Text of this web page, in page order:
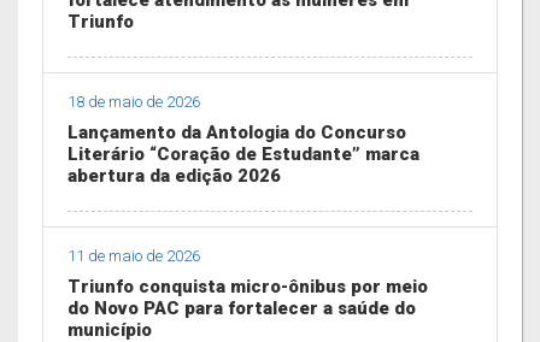
Triunfo
18 de maio de 2026
Lançamento da Antologia do Concurso
Literário “Coração de Estudante” marca
abertura da edição 2026
11 de maio de 2026
Triunfo conquista micro-ônibus por meio
do Novo PAC para fortalecer a saúde do
município